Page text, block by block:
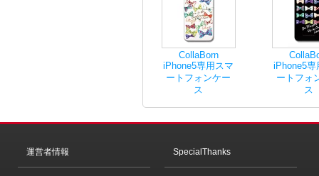
CollaBorn
iPhone5専用スマ
ートフォンケー
ス
iPhone5専
ートフォ
ス
運営者情報 SpecialThanks